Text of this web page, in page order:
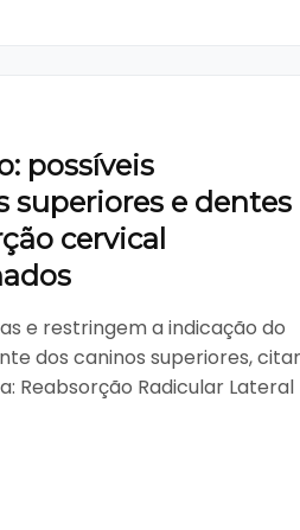
possíveis
superiores e dentes
cervical
e restringem a indicação do
dos caninos superiores,
Reabsorção Radicular Lateral